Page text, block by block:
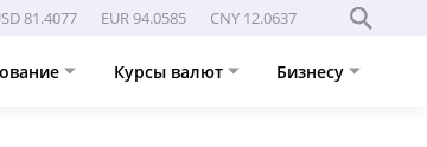
81.4077 EUR 94.0585 CNY 12.0637
Курсы валют Бизнесу